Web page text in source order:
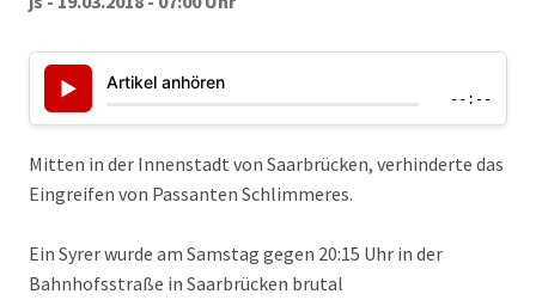
▶ Artikel anhören
--:--
Mitten in der Innenstadt von Saarbrücken, verhinderte das
Eingreifen von Passanten Schlimmeres.
Ein Syrer wurde am Samstag gegen 20:15 Uhr in der
Bahnhofsstraße in Saarbrücken brutal